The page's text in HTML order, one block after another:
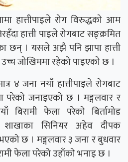
हात्तीपाइले रोग विरुद्धको आम
हात्ती पाइले रोगबाट सङ्क्रमित
छन् । यसले अझै पनि झापा हात्ती
जोखिममा रहेको पाइएको छ ।
४ जना नयाँ हात्तीपाइले रोगबाट
परेको जनाइएको छ । मङ्गलवार र
फेला परेको बिर्तामोड
शाखाका सिनियर अहेव दीपक
छ । मङ्गलवार ३ जना र बुधवार
फेला परेको उहाँको भनाइ छ ।